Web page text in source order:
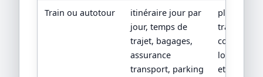
Train ou autotour
itinéraire jour par
jour, temps de
trajet, bagages,
assurance
transport, parking
plan de
transport,
conditions
location/
et